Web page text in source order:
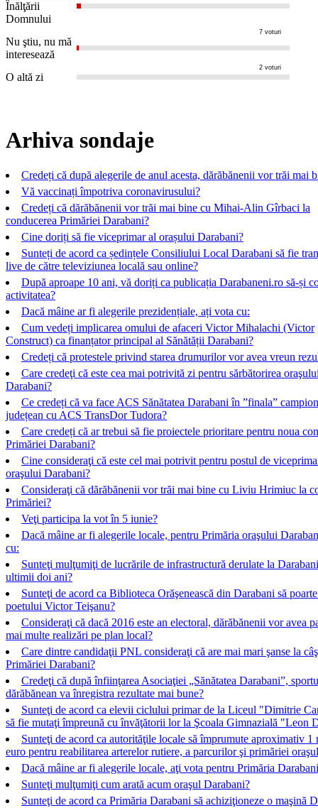
Înălţării
Domnului
7 voturi
Nu ştiu, nu mă
interesează
2 voturi
O altă zi
Arhiva sondaje
Credeți că după alegerile de anul acesta, dărăbănenii vor trăi mai
Vă vaccinați împotriva coronavirusului?
Credeți că dărăbănenii vor trăi mai bine cu Mihai-Alin Gîrbaci la
conducerea Primăriei Darabani?
Cine doriți să fie viceprimar al orașului Darabani?
Sunteți de acord ca ședințele Consiliului Local Darabani să fie
live de către televiziunea locală sau online?
După aproape 10 ani, vă doriți ca publicația Darabaneni.ro să-și
activitatea?
Dacă mâine ar fi alegerile prezidențiale, ați vota cu:
Cum vedeți implicarea omului de afaceri Victor Mihalachi (Victor
Construct) ca finanțator principal al Sănătății Darabani?
Credeți că protestele privind starea drumurilor vor avea vreun
Care credeţi că este cea mai potrivită zi pentru sărbătorirea
Darabani?
Ce credeți că va face ACS Sănătatea Darabani în ”finala”
județean cu ACS TransDor Tudora?
Care credeți că ar trebui să fie proiectele prioritare pentru noua
Primăriei Darabani?
Cine consideraţi că este cel mai potrivit pentru postul de
oraşului Darabani?
Consideraţi că dărăbănenii vor trăi mai bine cu Liviu Hrimiuc la
Primăriei?
Veţi participa la vot în 5 iunie?
Dacă mâine ar fi alegerile locale, pentru Primăria oraşului
cu:
Sunteţi mulţumiţi de lucrările de infrastructură derulate la
ultimii doi ani?
Sunteţi de acord ca Biblioteca Orăşenească din Darabani să
poetului Victor Teişanu?
Consideraţi că dacă 2016 este an electoral, dărăbănenii vor avea
mai multe realizări pe plan local?
Care dintre candidaţii PNL consideraţi că are mai mari şanse la
Primăriei Darabani?
Credeţi că după înfiinţarea Asociaţiei „Sănătatea Darabani”,
dărăbănean va înregistra rezultate mai bune?
Sunteţi de acord ca elevii ciclului primar de la Liceul "Dimitrie
să fie mutaţi împreună cu învăţătorii lor la Şcoala Gimnazială "Leon
Sunteţi de acord ca autorităţile locale să împrumute aproximativ 1
euro pentru reabilitarea arterelor rutiere, a parcurilor şi primăriei
Dacă mâine ar fi alegerile locale, aţi vota pentru Primăria
Sunteţi mulţumiţi cum arată acum oraşul Darabani?
Sunteţi de acord ca Primăria Darabani să achiziţioneze o maşină